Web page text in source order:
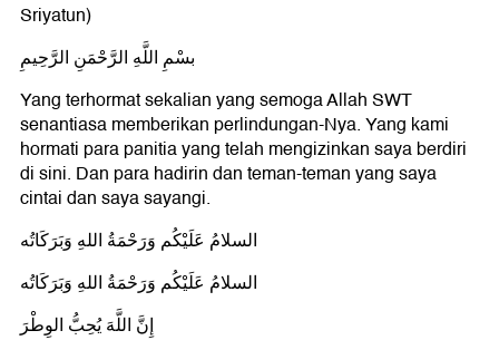
Sriyatun)
بسْمِ اللَّهِ الرَّحْمَنِ الرَّحِيمِ
Yang terhormat sekalian yang semoga Allah SWT
senantiasa memberikan perlindungan-Nya. Yang kami
hormati para panitia yang telah mengizinkan saya berdiri
di sini. Dan para hadirin dan teman-teman yang saya
cintai dan saya sayangi.
السلامُ عَلَيْكُم وَرَحْمَةُ اللهِ وَبَرَكَاتُه
السلامُ عَلَيْكُم وَرَحْمَةُ اللهِ وَبَرَكَاتُه
إِنَّ اللَّهَ يُحِبُّ الوِطْرَ